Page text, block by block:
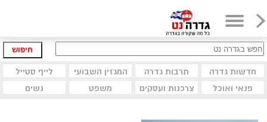
חיפוש
חדשות גדרה תרבות גדרה המגזין השבועי
לייף סטייל
פנאי ואוכל
צרכנות ועסקים משפט נשים